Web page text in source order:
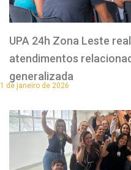
UPA 24h Zona Leste
atendimentos
generalizada
de janeiro de 2026